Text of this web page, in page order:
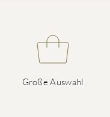
Große Auswahl